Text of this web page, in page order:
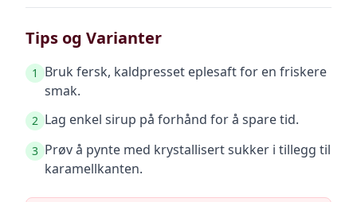
Tips og Varianter
1
Bruk fersk, kaldpresset eplesaft for en friskere
smak.
2 Lag enkel sirup på forhånd for å spare tid.
3 Prøv å pynte med krystallisert sukker i tillegg til
karamellkanten.